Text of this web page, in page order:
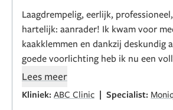
Laagdrempelig, eerlijk,
hartelijk: aanrader! Ik kwam voor
kaakklemmen en dankzij deskundig
goede voorlichting heb ik nu een
sculptra behandeling gehad, waarbij
behandeling het resultaat al positief
Vandaag 2e en afrondende
Lees meer
Kliniek: ABC Clinic | Specialist: